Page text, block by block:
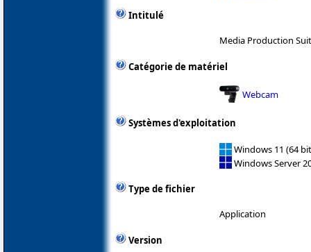
Intitulé
Media Production
Catégorie de matériel
Webcam
Systèmes d'exploitation
Windows 11 (64
Windows Server
Type de fichier
Application
Version